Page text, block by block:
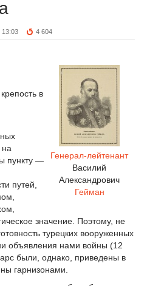
13:03 4 604
Генерал-лейтенант
Василий
Александрович
Гейман
в
пункту —
путей,
значение. Поэтому, не
турецких вооруженных
объявления нами войны (12
были, однако, приведены в
гарнизонами.